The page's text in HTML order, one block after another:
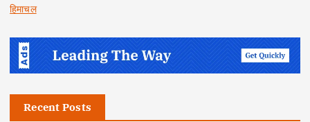
हिमाचल
Recent Posts